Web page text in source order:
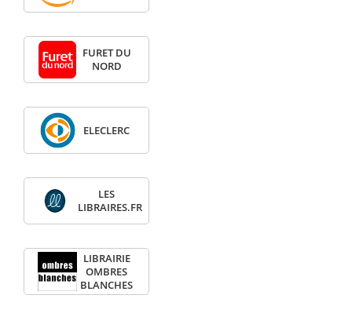
FURET DU
NORD
ELECLERC
LES
LIBRAIRES.FR
LIBRAIRIE
OMBRES
BLANCHES